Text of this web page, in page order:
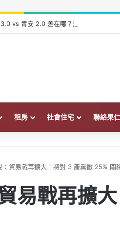
vs 青安 2.0 差在哪？沿用、撤案重申
租房 社會住宅 聯絡果
：貿易戰再擴大！將對 3 產業徵 25% 關
易戰再擴